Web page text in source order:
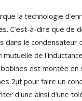
la technologie
C'est-à-dire que de
dans le condensateur
mutuelle de
est montée en
2µf pour faire un
d'une ainsi d'une